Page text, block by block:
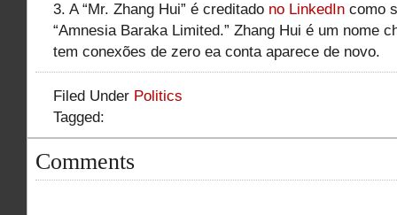
3. A “Mr. Zhang Hui” é creditado no LinkedIn como
“Amnesia Baraka Limited.” Zhang Hui é um nome
tem conexões de zero ea conta aparece de novo.
Filed Under Politics
Tagged:
Comments